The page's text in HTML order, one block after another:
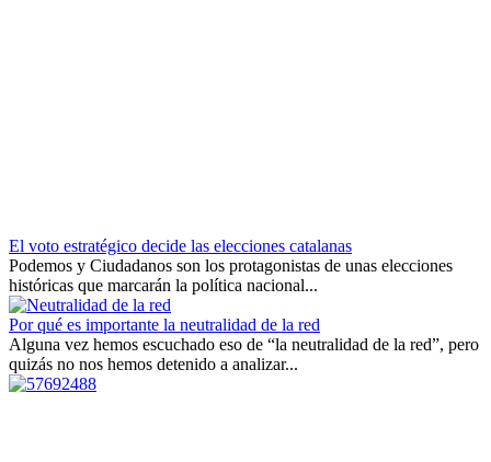
El voto estratégico decide las elecciones catalanas
Podemos y Ciudadanos son los protagonistas de unas elecciones
históricas que marcarán la política nacional...
Por qué es importante la neutralidad de la red
Alguna vez hemos escuchado eso de “la neutralidad de la red”, pero
quizás no nos hemos detenido a analizar...